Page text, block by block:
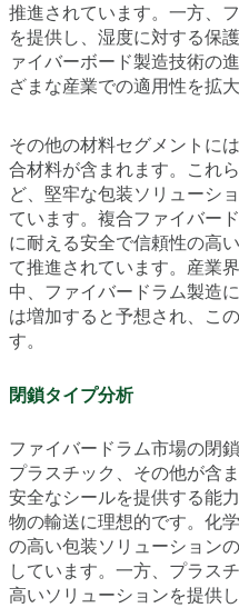
推進されています。一方、
を提供し、湿度に対する保
ァイバーボード製造技術の
ざまな産業での適用性を拡
その他の材料セグメントに
合材料が含まれます。これ
ど、堅牢な包装ソリューシ
ています。複合ファイバー
に耐える安全で信頼性の高
て推進されています。産業
中、ファイバードラム製造
は増加すると予想され、こ
す。
閉鎖タイプ分析
ファイバードラム市場の閉
プラスチック、その他が含
安全なシールを提供する能
物の輸送に理想的です。化
の高い包装ソリューション
しています。一方、プラス
高いソリューションを提供